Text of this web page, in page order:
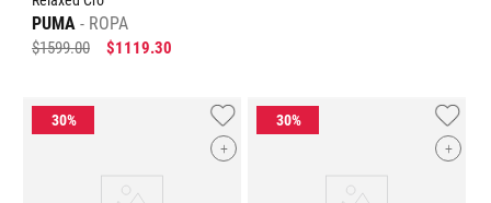
PUMA ROPA
$1599.00 $1119.30
+ +